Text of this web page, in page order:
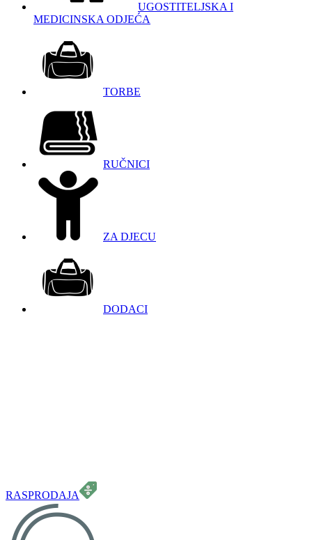
UGOSTITELJSKA I
MEDICINSKA ODJEĆA
TORBE
RUČNICI
ZA DJECU
DODACI
RASPRODAJA